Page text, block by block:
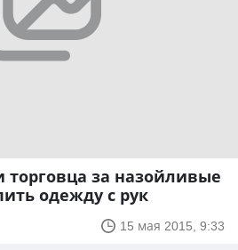
торговца за назойливые
одежду с рук
15 мая 2015, 9:33